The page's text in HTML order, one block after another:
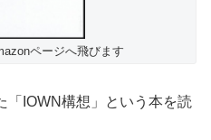
ページへ飛びます
「IOWN構想」という本を読